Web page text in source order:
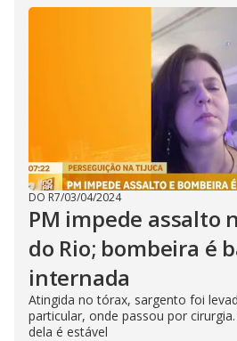
DO R7/03/04/2024
PM impede assalto
do Rio; bombeira é
internada
Atingida no tórax, sargento foi
particular, onde passou por
dela é estável